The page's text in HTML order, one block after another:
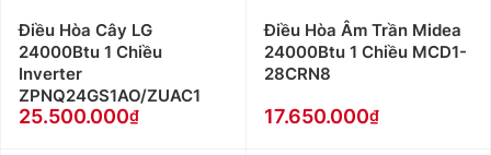
như cần kỹ thuật viên thi công lắp đặt tại công
trình vui lòng Liên Hệ: 0983666996
Khách hàng ở Khu vực Ninh Bình xin vui lòng liên
hệ: 0912339019
Điều Hòa Cây LG
24000Btu 1 Chiều
Inverter
ZPNQ24GS1AO/ZUAC1
25.500.000
Điều Hòa Âm Trần Midea
24000Btu 1 Chiều MCD1-
28CRN8
17.650.000